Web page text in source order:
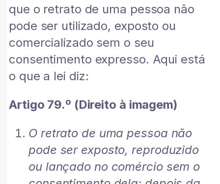
que o retrato de uma pessoa não
pode ser utilizado, exposto ou
comercializado sem o seu
consentimento expresso. Aqui está
o que a lei diz:
Artigo 79.º (Direito à imagem)
O retrato de uma pessoa não
pode ser exposto, reproduzido
ou lançado no comércio sem o